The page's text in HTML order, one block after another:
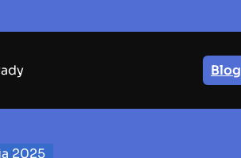
Blog
2025